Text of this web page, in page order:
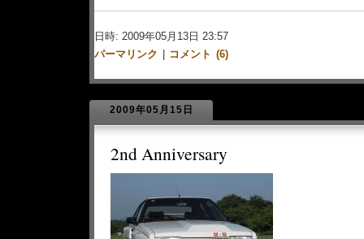
日時: 2009年05月13日 23:57
パーマリンク
コメント (6)
2009年05月15日
2nd Anniversary